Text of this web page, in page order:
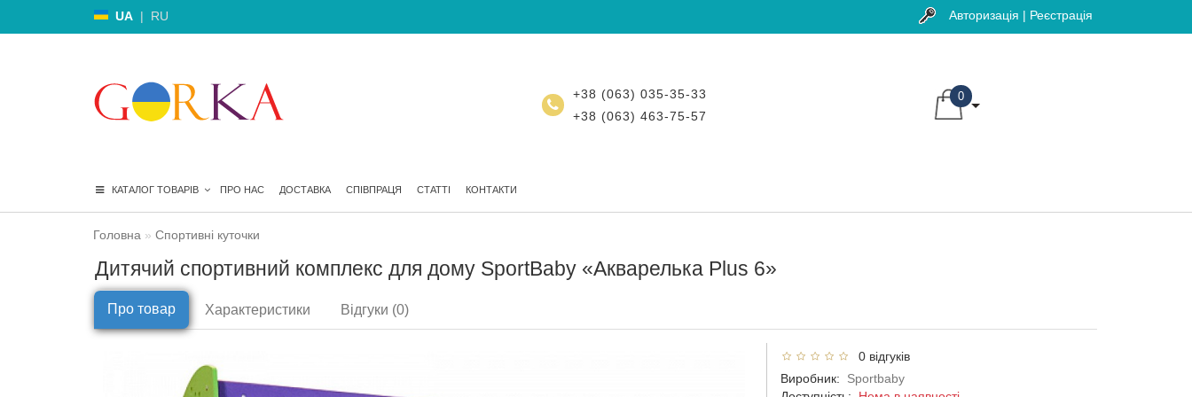
UA | RU Авторизація | Реєстрація
+38 (063) 035-35-33
+38 (063) 463-75-57
0
КАТАЛОГ ТОВАРІВ ПРО НАС ДОСТАВКА СПІВПРАЦЯ СТАТТІ КОНТАКТИ
Головна Спортивні куточки
Дитячий спортивний комплекс для дому SportBaby «Акварелька Plus 6»
Про товар Характеристики Відгуки (0)
0 відгуків
Виробник:
Sportbaby